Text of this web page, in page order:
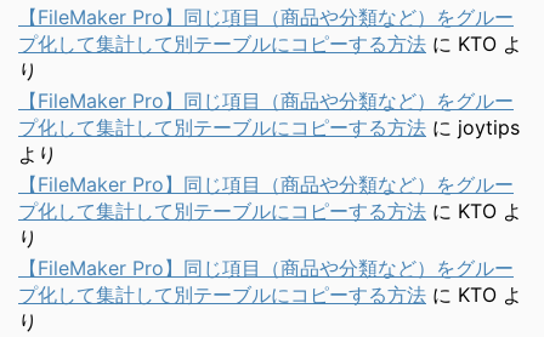
【FileMaker Pro】同じ項目（商品や分類など）をグルー
プ化して集計して別テーブルにコピーする方法 に KTO よ
り
【FileMaker Pro】同じ項目（商品や分類など）をグルー
プ化して集計して別テーブルにコピーする方法 に joytips
より
【FileMaker Pro】同じ項目（商品や分類など）をグルー
プ化して集計して別テーブルにコピーする方法 に KTO よ
り
【FileMaker Pro】同じ項目（商品や分類など）をグルー
プ化して集計して別テーブルにコピーする方法 に KTO よ
り